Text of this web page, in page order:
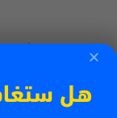
العملات المشفرة
أزواج العملات
هل